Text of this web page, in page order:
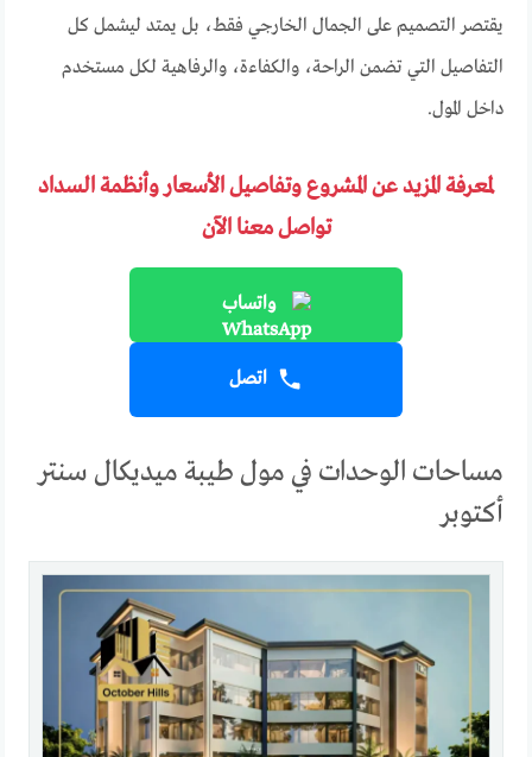
يقتصر التصميم على الجمال الخارجي فقط، بل يمتد ليشمل كل
التفاصيل التي تضمن الراحة، والكفاءة، والرفاهية لكل مستخدم
داخل المول.
لمعرفة المزيد عن المشروع وتفاصيل الأسعار وأنظمة السداد
تواصل معنا الآن
واتساب
اتصل
مساحات الوحدات في مول طيبة ميديكال سنتر
أكتوبر